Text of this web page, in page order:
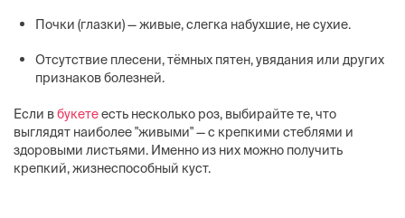
Почки (глазки) — живые, слегка набухшие, не сухие.
Отсутствие плесени, тёмных пятен, увядания или других
признаков болезней.
Если вбукетеесть несколько роз, выбирайте те, что
выглядят наиболее "живыми" — с крепкими стеблями и
здоровыми листьями. Именно из них можно получить
крепкий, жизнеспособный куст.